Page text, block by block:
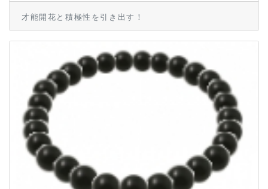
才能開花と積極性を引き出す！